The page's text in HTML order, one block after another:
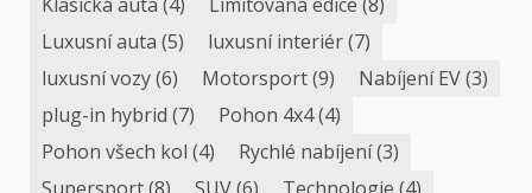
Klasická auta (4) Limitovaná edice (8)
Luxusní auta (5) luxusní interiér(7)
luxusní vozy(6) Motorsport(9) Nabíjení EV(3)
plug-in hybrid (7) Pohon 4x4(4)
Pohon všech kol (4) Rychlé nabíjení(3)